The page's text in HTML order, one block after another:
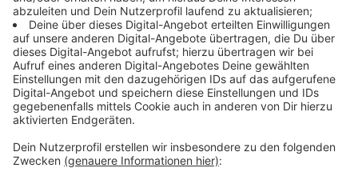
Aussichten für die kommenden Jahre. Die
Bezirksregierung sich im Laufe des Sommers dazu
äußern. Eltern aus Havixbeck und Billerbeck haben
3000 Unterschriften gegen einen neuen
Gesamtschulstandort in Roxel gesammelt.
Anzeige